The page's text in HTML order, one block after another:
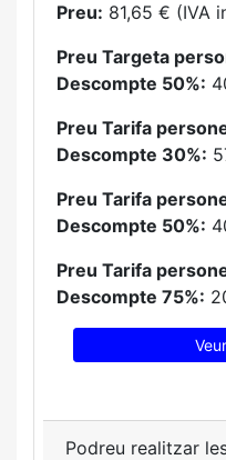
Preu: 81,65 € (IVA
Preu Targeta
Descompte 50%:
Preu Tarifa
Descompte 30%:
Preu Tarifa
Descompte 50%:
Preu Tarifa
Descompte 75%:
Podreu realitzar